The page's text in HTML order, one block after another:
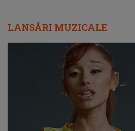
LANSĂRI MUZICALE